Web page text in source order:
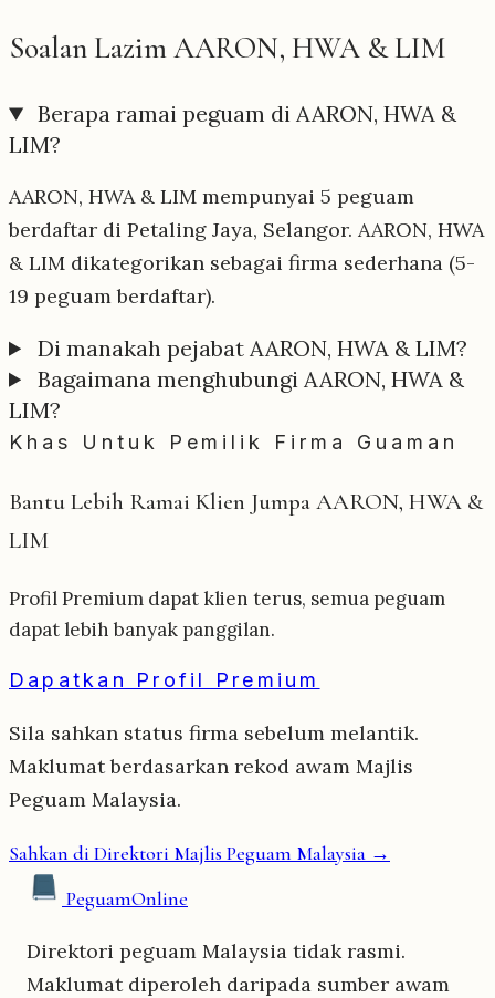
Soalan Lazim AARON, HWA & LIM
Berapa ramai peguam di AARON, HWA &
LIM?
AARON, HWA & LIM mempunyai 5 peguam
berdaftar di Petaling Jaya, Selangor. AARON, HWA
& LIM dikategorikan sebagai firma sederhana (5-
19 peguam berdaftar).
Di manakah pejabat AARON, HWA & LIM?
Bagaimana menghubungi AARON, HWA &
LIM?
Khas Untuk Pemilik Firma Guaman
Bantu Lebih Ramai Klien Jumpa AARON, HWA &
LIM
Profil Premium dapat klien terus, semua peguam
dapat lebih banyak panggilan.
Dapatkan Profil Premium
Sila sahkan status firma sebelum melantik.
Maklumat berdasarkan rekod awam Majlis
Peguam Malaysia.
Sahkan di Direktori Majlis Peguam Malaysia →
PeguamOnline
Direktori peguam Malaysia tidak rasmi.
Maklumat diperoleh daripada sumber awam